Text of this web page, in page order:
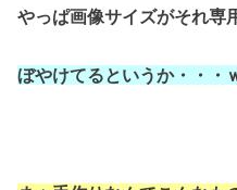
やっぱ画像サイズがそれ専
ぼやけてるというか・・・